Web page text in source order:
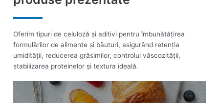
Oferim tipuri de celuloză și aditivi pentru îmbunătățirea
formulărilor de alimente și băuturi, asigurând retenția
umidității, reducerea grăsimilor, controlul vâscozității,
stabilizarea proteinelor și textura ideală.